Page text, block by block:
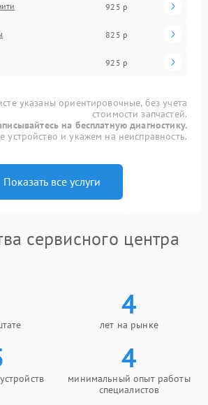
925 р
825 р
925 р
указаны ориентировочные, без учета
стоимости запчастей.
на бесплатную диагностику.
и укажем на неисправность.
Показать все услуги
сервисного центра
4
лет на рынке
4
минимальный опыт работы
специалистов